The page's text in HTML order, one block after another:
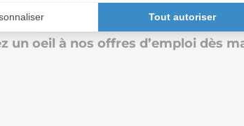
un oeil à nos offres d’emploi dès